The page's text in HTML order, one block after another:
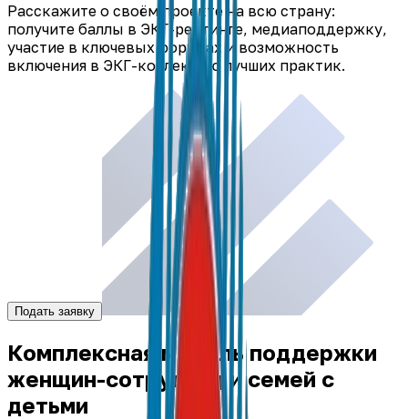
Расскажите о своём проекте на всю страну:
получите баллы в ЭКГ-рейтинге, медиаподдержку,
участие в ключевых форумах и возможность
включения в ЭКГ-коллекцию лучших практик.
Подать заявку
Комплексная модель поддержки
женщин-сотрудниц и семей с
детьми